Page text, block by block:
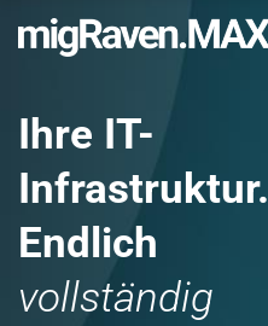
Ihre IT-
Infrastruktur.
Endlich
vollständig